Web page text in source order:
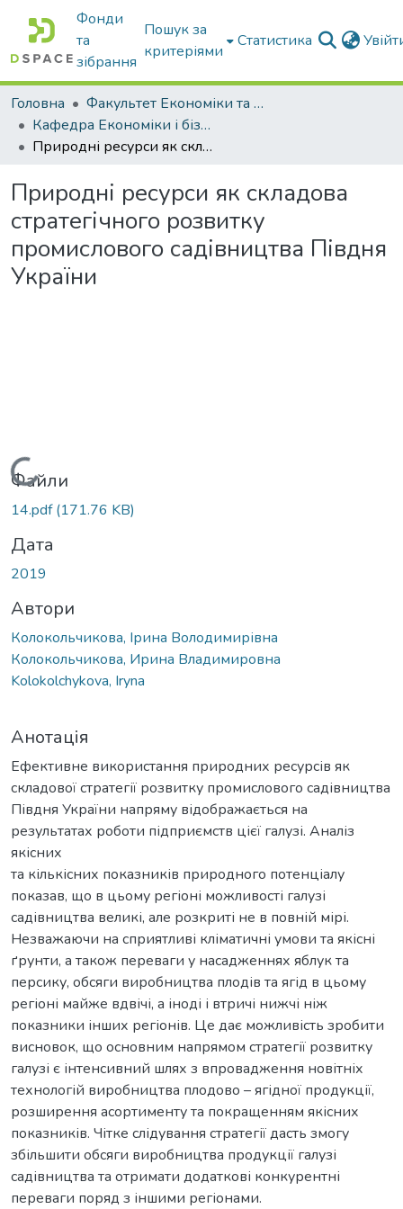
Фонди
та
зібрання
Пошук за
критеріями
Статистика
Головна
Факультет Економіки та бізнесу
Кафедра Економіки і бізнесу
Природні ресурси як складова стратегічного розвитку промислового садівництва Півдня України
Природні ресурси як складова
стратегічного розвитку
промислового садівництва Півдня
України
Вантажиться...
Файли
14.pdf(171.76 KB)
Дата
2019
Автори
Колокольчикова, Ірина Володимирівна
Колокольчикова, Ирина Владимировна
Kolokolchykova, Iryna
Анотація
Ефективне використання природних ресурсів як
складової стратегії розвитку промислового садівництва
Півдня України напряму відображається на
результатах роботи підприємств цієї галузі. Аналіз
якісних
та кількісних показників природного потенціалу
показав, що в цьому регіоні можливості галузі
садівництва великі, але розкриті не в повній мірі.
Незважаючи на сприятливі кліматичні умови та якісні
ґрунти, а також переваги у насадженнях яблук та
персику, обсяги виробництва плодів та ягід в цьому
регіоні майже вдвічі, а іноді і втричі нижчі ніж
показники інших регіонів. Це дає можливість зробити
висновок, що основним напрямом стратегії розвитку
галузі є інтенсивний шлях з впровадження новітніх
технологій виробництва плодово – ягідної продукції,
розширення асортименту та покращенням якісних
показників. Чітке слідування стратегії дасть змогу
збільшити обсяги виробництва продукції галузі
садівництва та отримати додаткові конкурентні
переваги поряд з іншими регіонами.